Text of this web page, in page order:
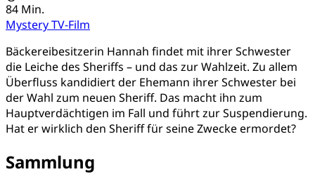
84 Min.
MysteryTV-Film
Bäckereibesitzerin Hannah findet mit ihrer Schwester
die Leiche des Sheriffs – und das zur Wahlzeit. Zu allem
Überfluss kandidiert der Ehemann ihrer Schwester bei
der Wahl zum neuen Sheriff. Das macht ihn zum
Hauptverdächtigen im Fall und führt zur Suspendierung.
Hat er wirklich den Sheriff für seine Zwecke ermordet?
Sammlung